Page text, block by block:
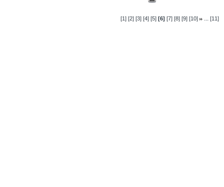
[1] [2] [3] [4] [5] [6] [7] [8] [9] [10] ... [11]